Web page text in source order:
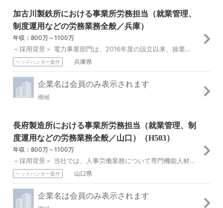
加古川製鉄所における事業所労務担当（就業管理、
制度運用などの労務業務全般／兵庫）
年収：800万～1100万
＜採用背景＞ 電力事業部門は、2016年度の設立以来、操業中の神戸発電所・真岡発電所の安定操業および安定収益基盤の確立を目標とし、企画管理部はその目標を達成す...
ヘッドハンター案件 兵庫県
企業名は会員のみ表示されます
機械
長府製造所における事業所労務担当（就業管理、制
度運用などの労務業務全般／山口）（H503）
年収：800万～1100万
＜採用背景＞ 当社では、人事労働業務について専門機能人材として全社横断的なキャリア管理をしています。人的資本経営、エンゲージメント向上、ダイバーシティ＆インク...
ヘッドハンター案件 山口県
企業名は会員のみ表示されます